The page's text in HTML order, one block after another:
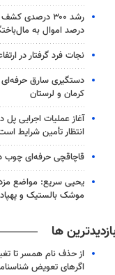
درصد اموال به
نجات فرد گرفتار در
دستگیری سارق
کرمان و لرستان
آغاز عملیات اجرایی پل
انتظار تأمین شرایط
قاچاقچی حرفه‌ای چوب
یحیی سریع: مواضع
موشک بالستیک و
ها
از حذف نام همسر تا
اگرهای تعویض